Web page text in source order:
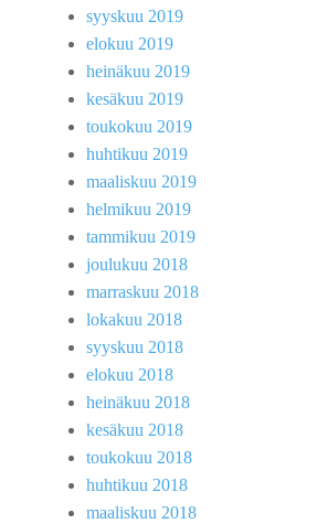
syyskuu 2019
elokuu 2019
heinäkuu 2019
kesäkuu 2019
toukokuu 2019
huhtikuu 2019
maaliskuu 2019
helmikuu 2019
tammikuu 2019
joulukuu 2018
marraskuu 2018
lokakuu 2018
syyskuu 2018
elokuu 2018
heinäkuu 2018
kesäkuu 2018
toukokuu 2018
huhtikuu 2018
maaliskuu 2018